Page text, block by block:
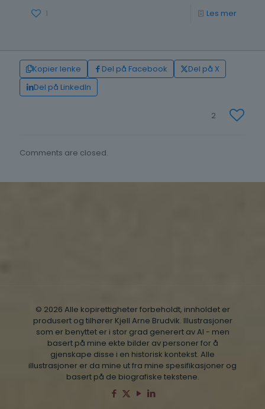
1 Les mer-
Kopier lenke Del på Facebook
Del på X
Del på LinkedIn
2
Comments are closed.
© 2026 Alle kopirettigheter forbeholdt, innholdet er
produsert og tilhører Kjell Arne Brudvik. Illustrasjoner
som er benyttet er i stor grad generert av AI - men
basert på mine ekte bilder av personer for å
gjenskape disse i en historisk kontekst. Alle
illustrasjoner er da mine ut fra mine spesifikasjoner og
basert på de biografiske tekstene.